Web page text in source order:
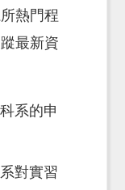
熱門程
最新資
系的申
對實習